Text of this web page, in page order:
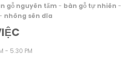
gỗ nguyên tấm - bàn gỗ tự nhiên -
nhông sên dĩa
- 5.30 PM